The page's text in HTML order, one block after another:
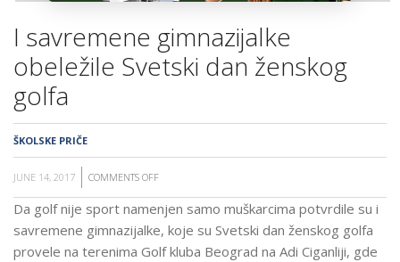
I savremene gimnazijalke
obeležile Svetski dan ženskog
golfa
ŠKOLSKE PRIČE
JUNE 14, 2017 COMMENTS OFF
I
SAVREMENE
GIMNAZIJALKE
Da golf nije sport namenjen samo muškarcima potvrdile su i
savremene gimnazijalke, koje su Svetski dan ženskog golfa
provele na terenima Golf kluba Beograd na Adi Ciganliji, gde